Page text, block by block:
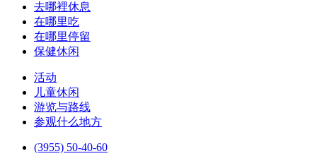
去哪裡休息
在哪里吃
在哪里停留
保健休闲
活动
儿童休闲
游览与路线
参观什么地方
(3955) 50-40-60